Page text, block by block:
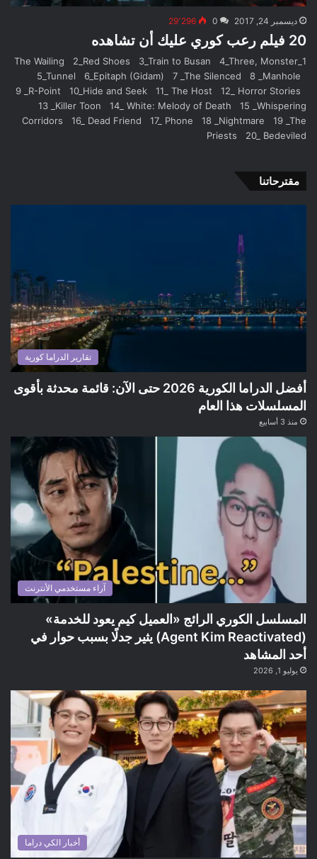
ديسمبر 24, 2017 0 29٬296
20 فيلم رعب كوري عليك أن تشاهده
1_The Wailing 2_Red Shoes 3_Train to Busan 4_Three, Monster
5_Tunnel 6_Epitaph (Gidam) 7 _The Silenced 8 _Manhole
9 _R-Point 10_Hide and Seek 11_ The Host 12_ Horror Stories
13 _Killer Toon 14_ White: Melody of Death 15 _Whispering
Corridors 16_ Dead Friend 17_ Phone 18 _Nightmare 19 _The
Priests 20_ Bedeviled
مقترحاتنا
تقارير الدراما كورية
أفضل الدراما الكورية 2026 حتى الآن: قائمة محدثة بأقوى
المسلسلات هذا العام
منذ 3 أسابيع
آراء مستخدمي الأنترنت
المسلسل الكوري الرائج «العميل كيم يعود للخدمة»
(Agent Kim Reactivated) يثير جدلًا بسبب حوار في
أحد المشاهد
يوليو 1, 2026
أخبار الكي دراما